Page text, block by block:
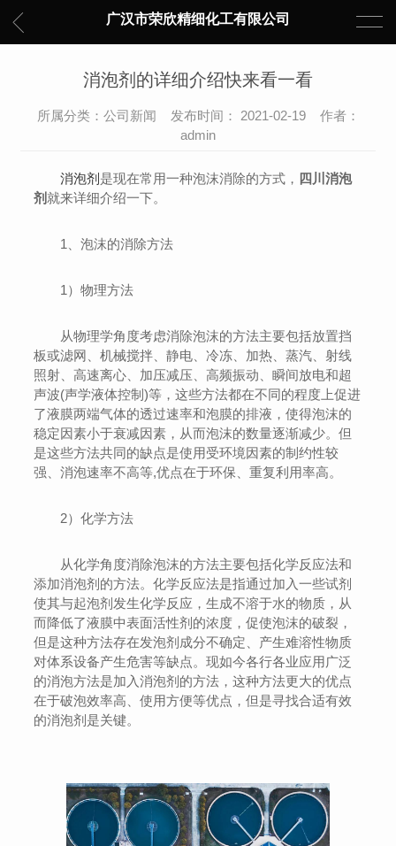
广汉市荣欣精细化工有限公司
消泡剂的详细介绍快来看一看
所属分类：公司新闻 发布时间： 2021-02-19 作者：
admin
消泡剂 是现在常用一种泡沫消除的方式， 四川消泡
剂 就来详细介绍一下。
1、泡沫的消除方法
1）物理方法
从物理学角度考虑消除泡沫的方法主要包括放置挡
板或滤网、机械搅拌、静电、冷冻、加热、蒸汽、射线
照射、高速离心、加压减压、高频振动、瞬间放电和超
声波(声学液体控制)等，这些方法都在不同的程度上促进
了液膜两端气体的透过速率和泡膜的排液，使得泡沫的
稳定因素小于衰减因素，从而泡沫的数量逐渐减少。但
是这些方法共同的缺点是使用受环境因素的制约性较
强、消泡速率不高等,优点在于环保、重复利用率高。
2）化学方法
从化学角度消除泡沫的方法主要包括化学反应法和
添加消泡剂的方法。化学反应法是指通过加入一些试剂
使其与起泡剂发生化学反应，生成不溶于水的物质，从
而降低了液膜中表面活性剂的浓度，促使泡沫的破裂，
但是这种方法存在发泡剂成分不确定、产生难溶性物质
对体系设备产生危害等缺点。现如今各行各业应用广泛
的消泡方法是加入消泡剂的方法，这种方法更大的优点
在于破泡效率高、使用方便等优点，但是寻找合适有效
的消泡剂是关键。